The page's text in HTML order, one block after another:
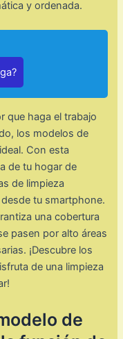
y ordenada.
que haga el trabajo
los modelos de
Con esta
de tu hogar de
de limpieza
tu smartphone.
una cobertura
pasen por alto áreas
¡Descubre los
de una limpieza
de